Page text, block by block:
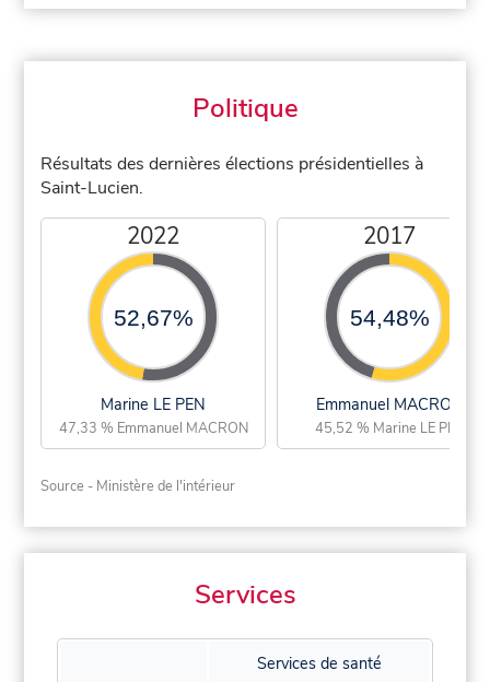
Politique
Résultats des dernières élections présidentielles à
Saint-Lucien.
2022
52,67%
Marine LE PEN
47,33 % Emmanuel MACRON
2017
54,48%
Emmanuel MACRON
45,52 % Marine LE PEN
Source - Ministère de l'intérieur
Services
Services de santé